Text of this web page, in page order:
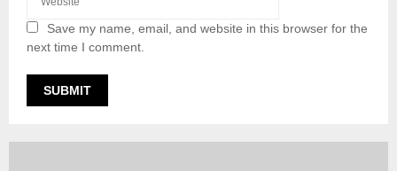
Save my name, email, and website in this browser for the
next time I comment.